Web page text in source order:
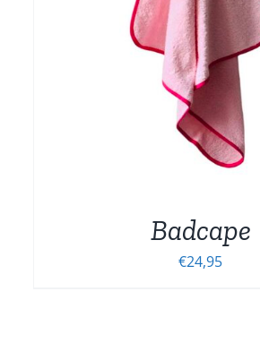
Badcape
€24,95